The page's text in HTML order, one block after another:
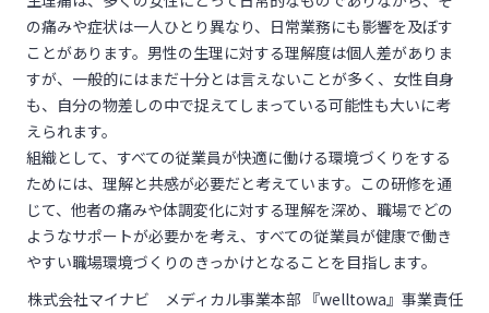
の痛みや症状は一人ひとり異なり、日常業務にも影響を及ぼす
ことがあります。男性の生理に対する理解度は個人差がありま
すが、一般的にはまだ十分とは言えないことが多く、女性自身
も、自分の物差しの中で捉えてしまっている可能性も大いに考
えられます。
組織として、すべての従業員が快適に働ける環境づくりをする
ためには、理解と共感が必要だと考えています。この研修を通
じて、他者の痛みや体調変化に対する理解を深め、職場でどの
ようなサポートが必要かを考え、すべての従業員が健康で働き
やすい職場環境づくりのきっかけとなることを目指します。
株式会社マイナビ メディカル事業本部 『welltowa』事業責任